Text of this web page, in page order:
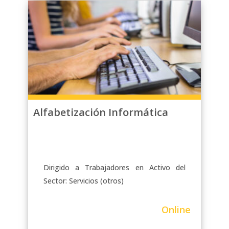
Alfabetización Informática
Dirigido a Trabajadores en Activo del
Sector: Servicios (otros)
Online